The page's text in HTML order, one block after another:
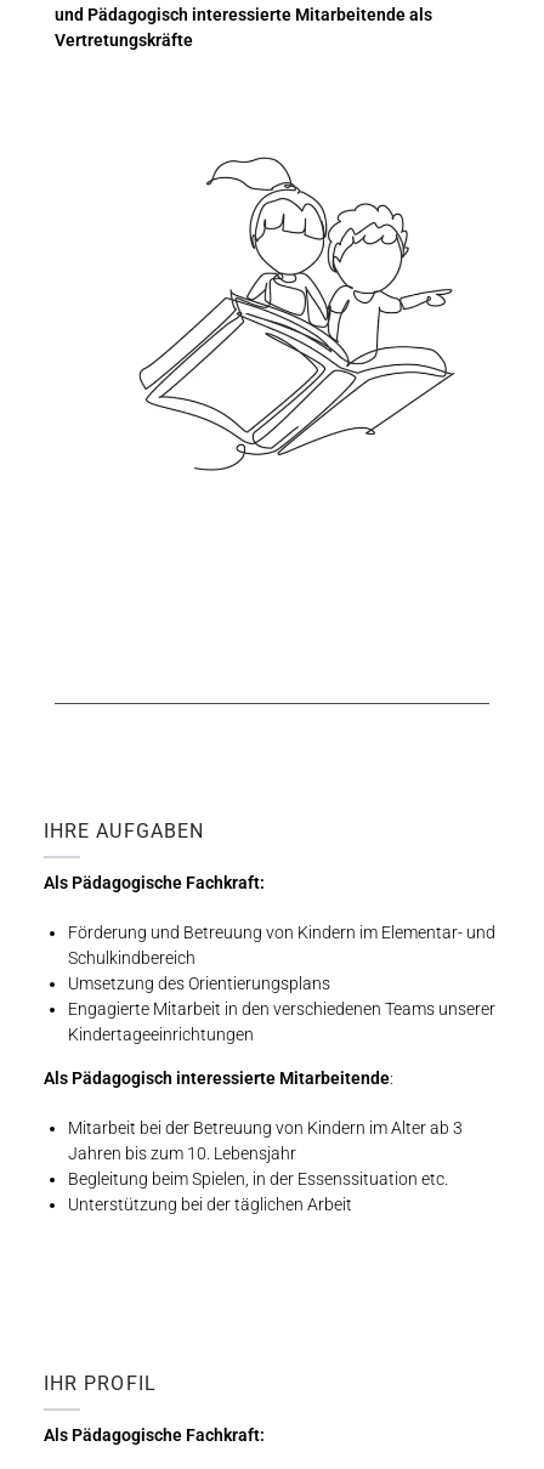
und Pädagogisch interessierte Mitarbeitende als
Vertretungskräfte
IHRE AUFGABEN
Als Pädagogische Fachkraft:
Förderung und Betreuung von Kindern im Elementar- und
Schulkindbereich
Umsetzung des Orientierungsplans
Engagierte Mitarbeit in den verschiedenen Teams unserer
Kindertageeinrichtungen
Als Pädagogisch interessierte Mitarbeitende:
Mitarbeit bei der Betreuung von Kindern im Alter ab 3
Jahren bis zum 10. Lebensjahr
Begleitung beim Spielen, in der Essenssituation etc.
Unterstützung bei der täglichen Arbeit
IHR PROFIL
Als Pädagogische Fachkraft: